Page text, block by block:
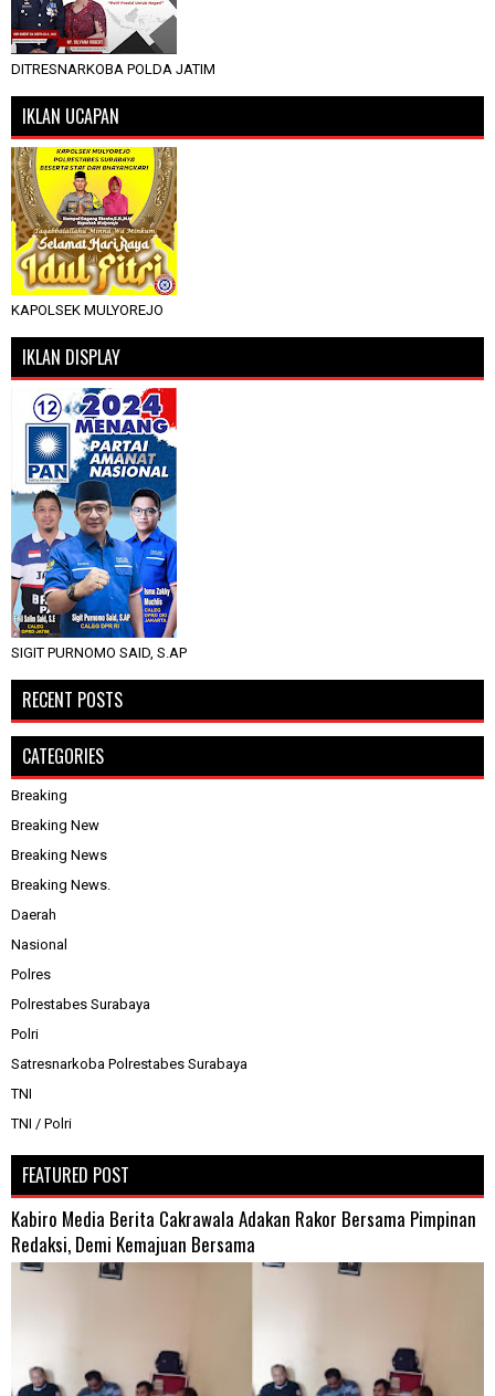
DITRESNARKOBA POLDA JATIM
IKLAN UCAPAN
KAPOLSEK MULYOREJO
IKLAN DISPLAY
SIGIT PURNOMO SAID, S.AP
RECENT POSTS
CATEGORIES
Breaking
Breaking New
Breaking News
Breaking News.
Daerah
Nasional
Polres
Polrestabes Surabaya
Polri
Satresnarkoba Polrestabes Surabaya
TNI
TNI / Polri
FEATURED POST
Kabiro Media Berita Cakrawala Adakan Rakor Bersama Pimpinan
Redaksi, Demi Kemajuan Bersama